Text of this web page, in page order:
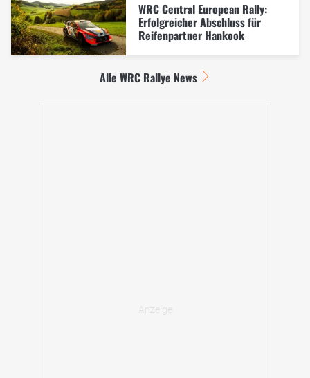
WRC Central European Rally:
Erfolgreicher Abschluss für
Reifenpartner Hankook
Alle WRC Rallye News